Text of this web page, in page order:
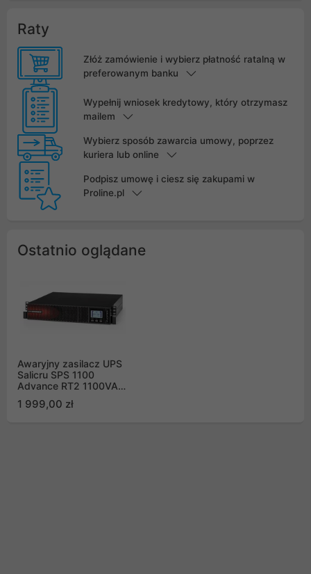
Raty
Złóż zamówienie i wybierz płatność ratalną w
preferowanym banku
Wypełnij wniosek kredytowy, który otrzymasz
mailem
Wybierz sposób zawarcia umowy, poprzez
kuriera lub online
Podpisz umowę i ciesz się zakupami w
Proline.pl
Ostatnio oglądane
Awaryjny zasilacz UPS
Salicru SPS 1100
Advance RT2 1100VA
Interactive Tower /
1 999,00 zł